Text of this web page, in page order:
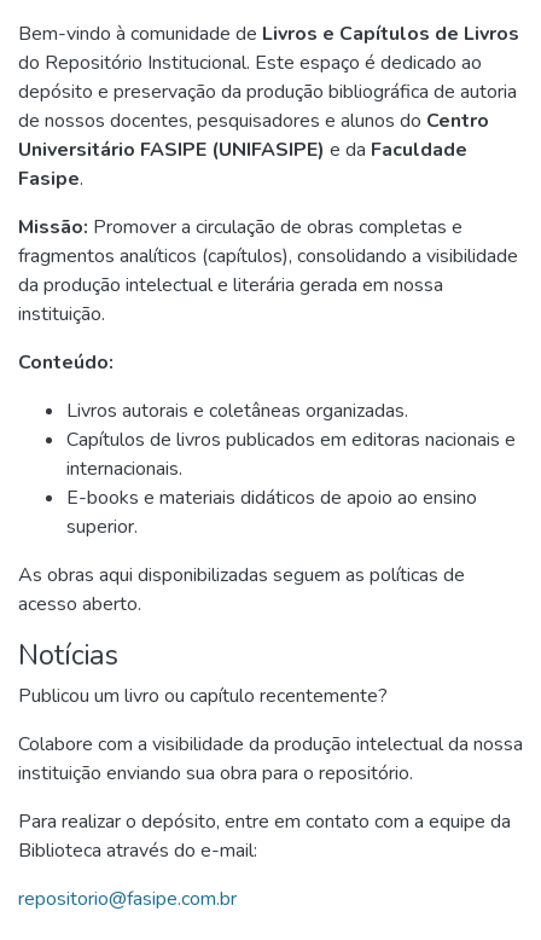
Bem-vindo à comunidade de Livros e Capítulos de Livros
do Repositório Institucional. Este espaço é dedicado ao
depósito e preservação da produção bibliográfica de autoria
de nossos docentes, pesquisadores e alunos do Centro
Universitário FASIPE (UNIFASIPE) e da Faculdade
Fasipe.
Missão: Promover a circulação de obras completas e
fragmentos analíticos (capítulos), consolidando a visibilidade
da produção intelectual e literária gerada em nossa
instituição.
Conteúdo:
Livros autorais e coletâneas organizadas.
Capítulos de livros publicados em editoras nacionais e
internacionais.
E-books e materiais didáticos de apoio ao ensino
superior.
As obras aqui disponibilizadas seguem as políticas de
acesso aberto.
Notícias
Publicou um livro ou capítulo recentemente?
Colabore com a visibilidade da produção intelectual da nossa
instituição enviando sua obra para o repositório.
Para realizar o depósito, entre em contato com a equipe da
Biblioteca através do e-mail:
repositorio@fasipe.com.br